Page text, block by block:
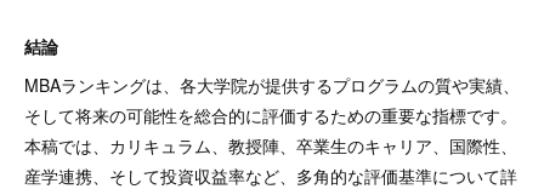
結論
MBAランキングは、各大学院が提供するプログラムの質や実績、
そして将来の可能性を総合的に評価するための重要な指標です。
本稿では、カリキュラム、教授陣、卒業生のキャリア、国際性、
産学連携、そして投資収益率など、多角的な評価基準について詳